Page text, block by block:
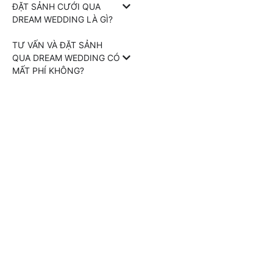
ĐẶT SẢNH CƯỚI QUA
DREAM WEDDING LÀ GÌ?
TƯ VẤN VÀ ĐẶT SẢNH
QUA DREAM WEDDING CÓ
MẤT PHÍ KHÔNG?